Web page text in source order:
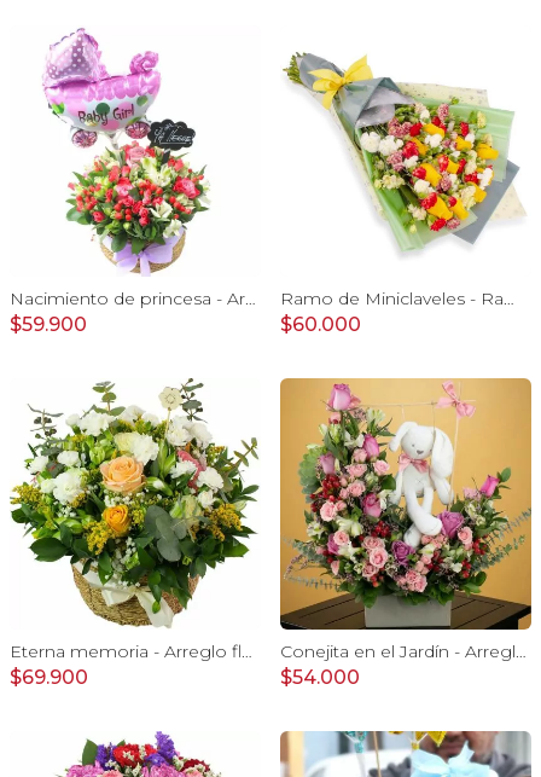
Nacimiento de princesa - Arreglo floral para nacimiento de niña en canasto con globo y pizarra
$59.900
Ramo de Miniclaveles - Ramo de flores extendido con miniclaveles y rosas amarillas
$60.000
Eterna memoria - Arreglo floral con Mini claveles blancos rosas ecuatorianas blancas, gypsophilia y astromelias amarillas
$69.900
Conejita en el Jardín - Arreglo floral tonos rosa y conejita
$54.000